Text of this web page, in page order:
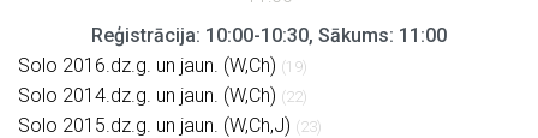
Reģistrācija: 10:00-10:30, Sākums: 11:00
Solo 2016.dz.g. un jaun. (W,Ch) (19)
Solo 2014.dz.g. un jaun. (W,Ch) (22)
Solo 2015.dz.g. un jaun. (W,Ch,J) (23)